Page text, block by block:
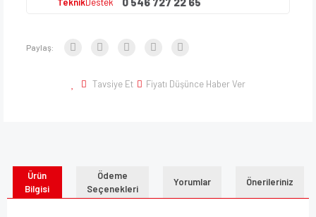
Paylaş:
Tavsiye Et Fiyatı Düşünce Haber Ver
Ürün
Bilgisi
Ödeme
Seçenekleri
Yorumlar Önerileriniz